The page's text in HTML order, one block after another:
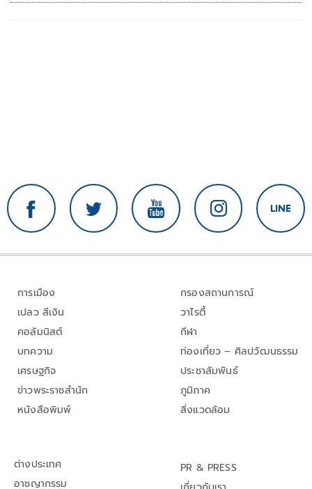
การเมือง
เปลว สีเงิน
คอลัมนิสต์
บทความ
เศรษฐกิจ
ข่าวพระราชสำนัก
หนังสือพิมพ์
กรองสถานการณ์
วาไรตี้
กีฬา
ท่องเที่ยว – ศิลปวัฒนธรรม
ประชาสัมพันธ์
ภูมิภาค
สิ่งแวดล้อม
ต่างประเทศ
อาชญากรรม
PR & PRESS